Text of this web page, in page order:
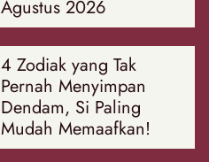
Agustus 2026
4 Zodiak yang Tak
Pernah Menyimpan
Dendam, Si Paling
Mudah Memaafkan!